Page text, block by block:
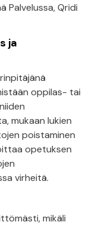
Palvelussa, Qridi
ja
oppilas- tai
mukaan lukien
poistaminen
opetuksen
virheitä.
mikäli